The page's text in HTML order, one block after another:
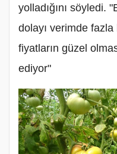
yolladığını söyledi.
dolayı verimde fazla
fiyatların güzel
ediyor"